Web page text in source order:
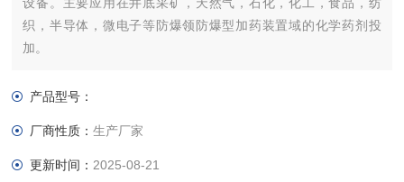
织，半导体，微电子等防爆领防爆型加药装置域的化学药剂投
加。
产品型号：
厂商性质：生产厂家
更新时间： 2025-08-21